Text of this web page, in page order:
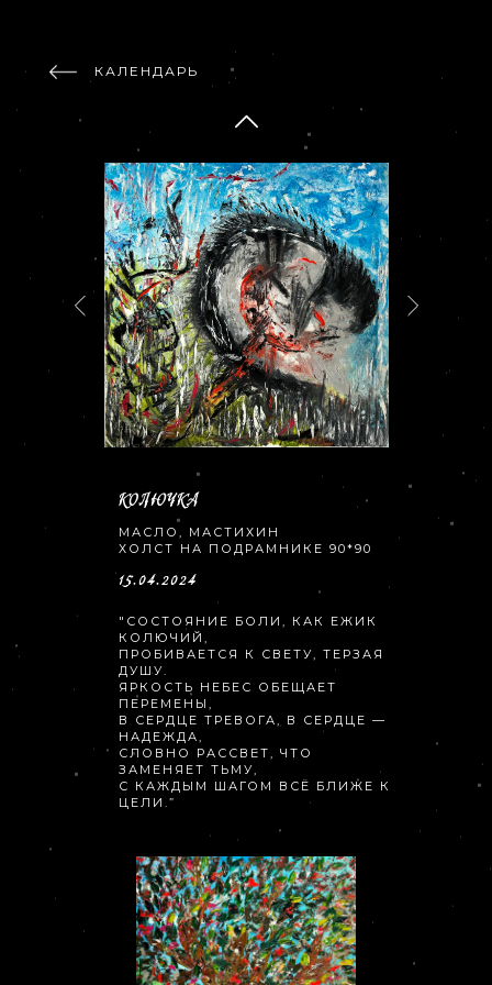
МАСЛО, МАСТИХИН
ХОЛСТ НА ПОДРАМНИКЕ 90*90
"СОСТОЯНИЕ БОЛИ, КАК ЕЖИК
КОЛЮЧИЙ,
ПРОБИВАЕТСЯ К СВЕТУ, ТЕРЗАЯ
ДУШУ.
ЯРКОСТЬ НЕБЕС ОБЕЩАЕТ
ПЕРЕМЕНЫ,
В СЕРДЦЕ ТРЕВОГА, В СЕРДЦЕ —
НАДЕЖДА,
СЛОВНО РАССВЕТ, ЧТО
ЗАМЕНЯЕТ ТЬМУ,
С КАЖДЫМ ШАГОМ ВСЁ БЛИЖЕ К
ЦЕЛИ.”
КОЛЮЧКА
15.04.2024
КАЛЕНДАРЬ